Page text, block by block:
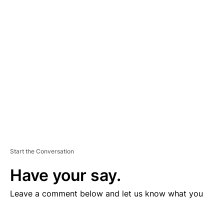
Start the Conversation
Have your say.
Leave a comment below and let us know what you